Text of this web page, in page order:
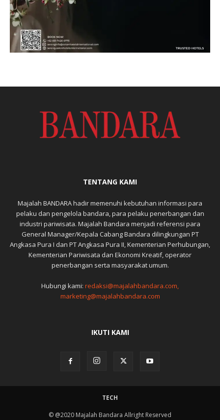
TENTANG KAMI
Majalah BANDARA hadir memenuhi kebutuhan informasi para
pelaku dan pengelola bandara, para pelaku penerbangan dan
industri pariwisata. Majalah Bandara menjadi referensi para
General Manager/Kepala Cabang Bandara dilingkungan PT
Angkasa Pura I dan PT Angkasa Pura II, Kementerian Perhubungan,
Kementerian Pariwisata dan Ekonomi Kreatif, operator
penerbangan serta masyarakat umum.
Hubungi kami: redaksi@majalahbandara.com,
marketing@majalahbandara.com
IKUTI KAMI
TECH
© @2020 Majalah Bandara Allright Reserved